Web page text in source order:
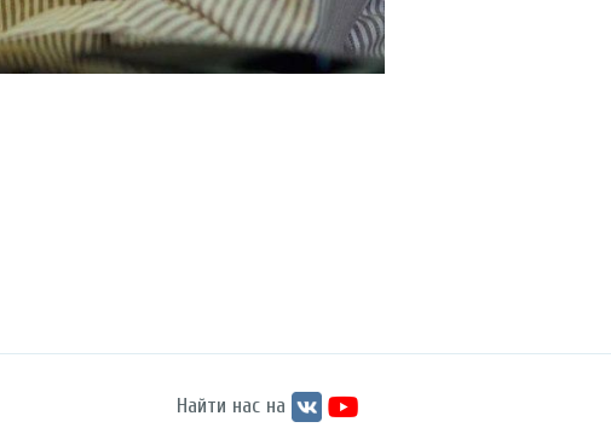
Найти нас на